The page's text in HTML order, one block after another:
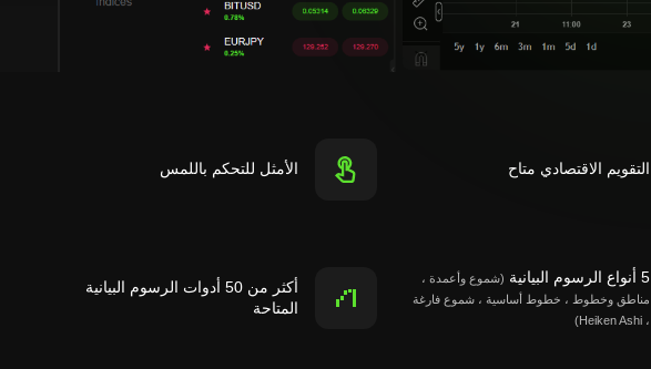
التقويم الاقتصادي متاح الأمثل للتحكم باللمس
5 أنواع الرسوم البيانية
(شموع وأعمدة ،
مناطق وخطوط ، خطوط أساسية ، شموع فارغة
، Heiken Ashi)
أكثر من 50 أدوات الرسوم البيانية
المتاحة